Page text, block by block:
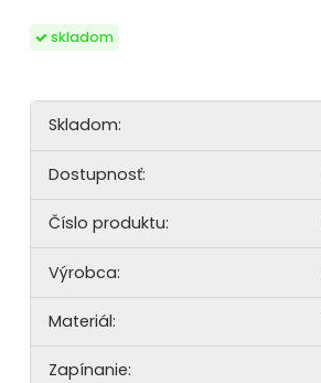
skladom
Skladom:
Dostupnosť:
Číslo produktu:
Výrobca:
Materiál:
Zapínanie: